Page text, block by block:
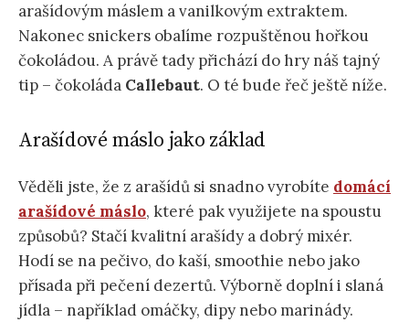
arašídovým máslem a vanilkovým extraktem.
Nakonec snickers obalíme rozpuštěnou hořkou
čokoládou. A právě tady přichází do hry náš tajný
tip – čokoláda Callebaut. O té bude řeč ještě níže.
Arašídové máslo jako základ
Věděli jste, že z arašídů si snadno vyrobíte domácí
arašídové máslo, které pak využijete na spoustu
způsobů? Stačí kvalitní arašídy a dobrý mixér.
Hodí se na pečivo, do kaší, smoothie nebo jako
přísada při pečení dezertů. Výborně doplní i slaná
jídla – například omáčky, dipy nebo marinády.